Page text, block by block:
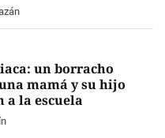
un borracho
mamá y su hijo
a la escuela